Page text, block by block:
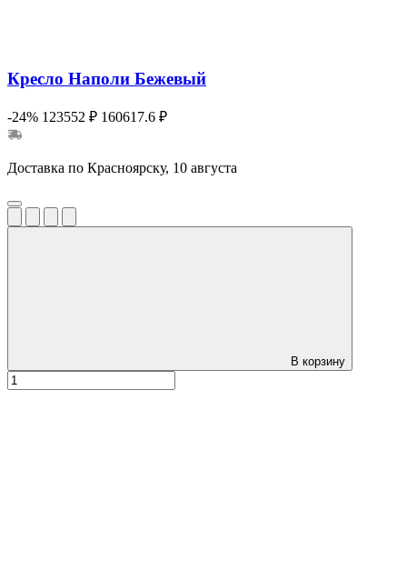
Кресло Наполи Бежевый
-24% 123552 ₽ 160617.6 ₽
Доставка по Красноярску, 10 августа
В корзину